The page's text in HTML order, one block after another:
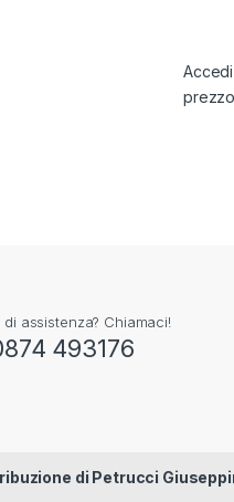
prezzo
di assistenza? Chiamaci!
493176
di Petrucci